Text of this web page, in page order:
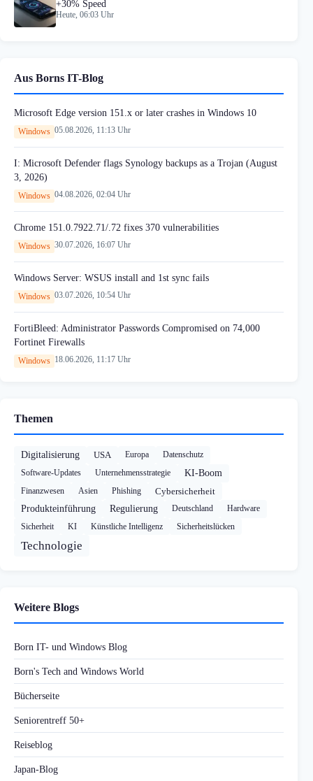
+30% Speed
Heute, 06:03 Uhr
Aus Borns IT-Blog
Microsoft Edge version 151.x or later crashes in Windows 10
Windows 05.08.2026, 11:13 Uhr
I: Microsoft Defender flags Synology backups as a Trojan (August
3, 2026)
Windows 04.08.2026, 02:04 Uhr
Chrome 151.0.7922.71/.72 fixes 370 vulnerabilities
Windows 30.07.2026, 16:07 Uhr
Windows Server: WSUS install and 1st sync fails
Windows 03.07.2026, 10:54 Uhr
FortiBleed: Administrator Passwords Compromised on 74,000
Fortinet Firewalls
Windows 18.06.2026, 11:17 Uhr
Themen
Digitalisierung USA Europa
Datenschutz
Software-Updates
Unternehmensstrategie KI-Boom
Finanzwesen Asien Phishing
Cybersicherheit
Produkteinführung
Regulierung Deutschland
Hardware
Sicherheit
KI Künstliche Intelligenz Sicherheitslücken
Technologie
Weitere Blogs
Born IT- und Windows Blog
Born's Tech and Windows World
Bücherseite
Seniorentreff 50+
Reiseblog
Japan-Blog